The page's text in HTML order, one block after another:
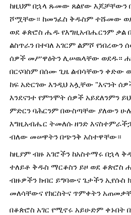
ከዚህም በኋላ ጹመው ጸልየው እጆቻቸውን
ሾሟቸው። ከመንፈስ ቅዱስም ተሹመው
ወደ ቆጵሮስ ሔዱ የእግዚአብሔርንም ቃል
ልስጥራን በተባለ አገርም ልምሾ የነበረውን
ሰዎች መሥዋዕትን ሊሠዉላቸው ወደዱ።
በርናባስም በሰሙ ጊዜ ልብሳቸውን
ከፍ አድርገው እንዲህ አሏቸው "እናንት
እንደናንተ የምንሞት ሰዎች አይደለንምን
ምድርን ባሕርንም በውስጣቸው ያለውን
እግዚአብሔር ትመለሱ ዘንድ
ብለው መሠዋትን በጭንቅ አስተዋቸው።
ከዚያም ብዙ አገሮችን ከአስተማሩ በኋላ
ተለይቶ ቅዱስ ማርቆስን ይዞ ወደ ቆጵሮስ
ብዙዎችን ክብር ይግባውና ጌታችን ኢየሱስ
መለሳቸውና የክርስትና ጥምቀትን
በቆጵሮስ አገር የሚኖሩ አይሁድም ቀኑበት